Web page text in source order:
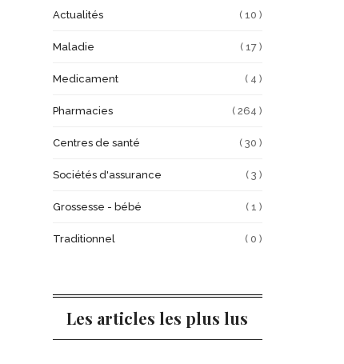
Actualités ( 10 )
Maladie ( 17 )
Medicament ( 4 )
Pharmacies ( 264 )
Centres de santé ( 30 )
Sociétés d'assurance ( 3 )
Grossesse - bébé ( 1 )
Traditionnel ( 0 )
Les articles les plus lus